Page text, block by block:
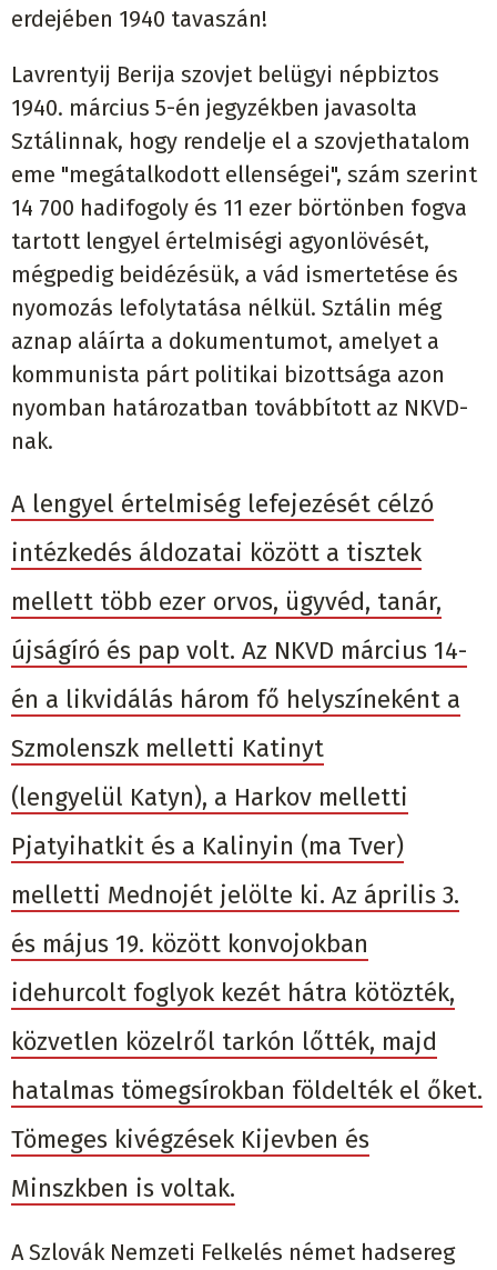
erdejében 1940 tavaszán!
Lavrentyij Berija szovjet belügyi népbiztos
1940. március 5-én jegyzékben javasolta
Sztálinnak, hogy rendelje el a szovjethatalom
eme "megátalkodott ellenségei", szám szerint
14 700 hadifogoly és 11 ezer börtönben fogva
tartott lengyel értelmiségi agyonlövését,
mégpedig beidézésük, a vád ismertetése és
nyomozás lefolytatása nélkül. Sztálin még
aznap aláírta a dokumentumot, amelyet a
kommunista párt politikai bizottsága azon
nyomban határozatban továbbított az NKVD-
nak.
A lengyel értelmiség lefejezését célzó
intézkedés áldozatai között a tisztek
mellett több ezer orvos, ügyvéd, tanár,
újságíró és pap volt. Az NKVD március 14-
én a likvidálás három fő helyszíneként a
Szmolenszk melletti Katinyt
(lengyelül Katyn), a Harkov melletti
Pjatyihatkit és a Kalinyin (ma Tver)
melletti Mednojét jelölte ki. Az április 3.
és május 19. között konvojokban
idehurcolt foglyok kezét hátra kötözték,
közvetlen közelről tarkón lőtték, majd
hatalmas tömegsírokban földelték el őket.
Tömeges kivégzések Kijevben és
Minszkben is voltak.
A Szlovák Nemzeti Felkelés német hadsereg